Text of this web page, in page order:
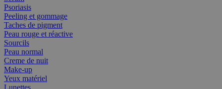
Psoriasis
Peeling et gommage
Taches de pigment
Peau rouge et réactive
Sourcils
Peau normal
Creme de nuit
Make-up
Yeux matériel